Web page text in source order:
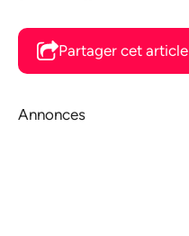
Partager cet article
Annonces